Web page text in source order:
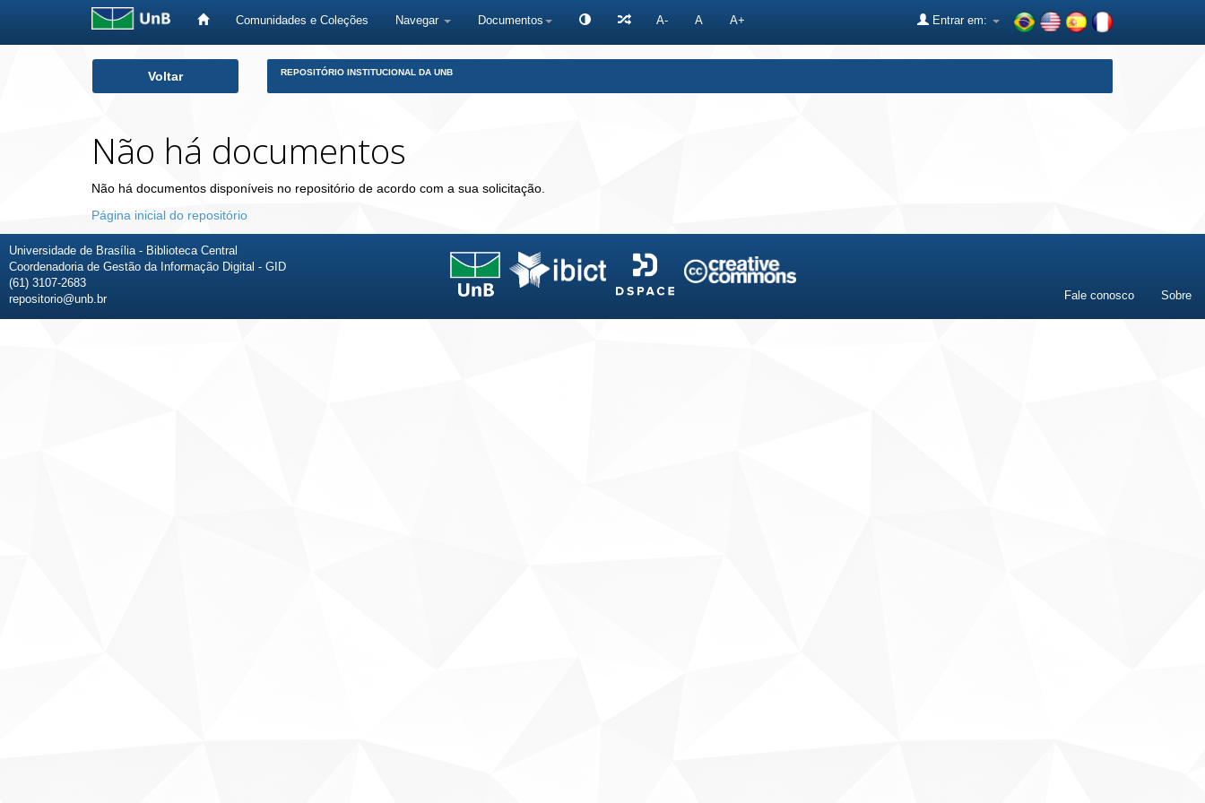
Comunidades e Coleções Navegar Documentos A- A A+ Entrar em:
Voltar REPOSITÓRIO INSTITUCIONAL DA UNB
Não há documentos
Não há documentos disponíveis no repositório de acordo com a sua solicitação.
Página inicial do repositório
Universidade de Brasília - Biblioteca Central
Coordenadoria de Gestão da Informação Digital - GID
(61) 3107-2683
repositorio@unb.br
Fale conosco Sobre